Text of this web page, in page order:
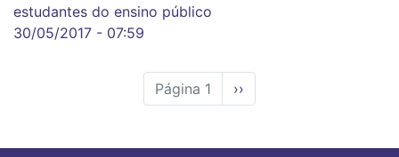
estudantes do ensino público
30/05/2017 - 07:59
Página 1
Próxima
página
››